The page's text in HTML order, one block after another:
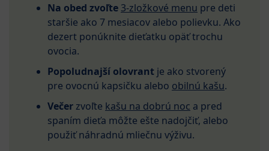
Na obed zvoľte 3-zložkové menu pre deti
staršie ako 7 mesiacov alebo polievku. Ako
dezert ponúknite dieťatku opäť trochu
ovocia.
Popoludnajší olovrant je ako stvorený
pre ovocnú kapsičku alebo obilnú kašu.
Večerzvoľte kašu na dobrú noc a pred
spaním dieťa môžte ešte nadojčiť, alebo
použiť náhradnú mliečnu výživu.